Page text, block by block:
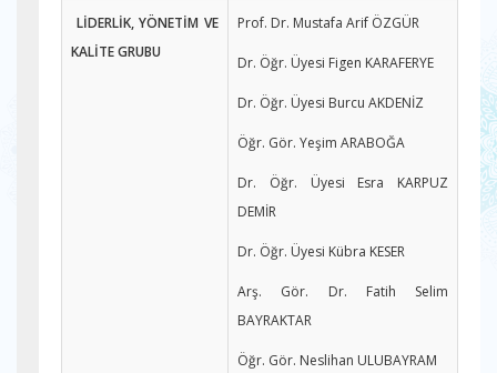
LİDERLİK, YÖNETİM VE
KALİTE GRUBU
Prof. Dr. Mustafa Arif ÖZGÜR
Dr. Öğr. Üyesi Figen KARAFERYE
Dr. Öğr. Üyesi Burcu AKDENİZ
Öğr. Gör. Yeşim ARABOĞA
Dr. Öğr. Üyesi Esra KARPUZ
DEMİR
Dr. Öğr. Üyesi Kübra KESER
Arş. Gör. Dr. Fatih Selim
BAYRAKTAR
Öğr. Gör. Neslihan ULUBAYRAM